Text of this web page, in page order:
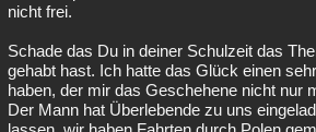
nicht frei.
Schade das Du in deiner Schulzeit das
gehabt hast. Ich hatte das Glück einen
haben, der mir das Geschehene nicht nur
Der Mann hat Überlebende zu uns